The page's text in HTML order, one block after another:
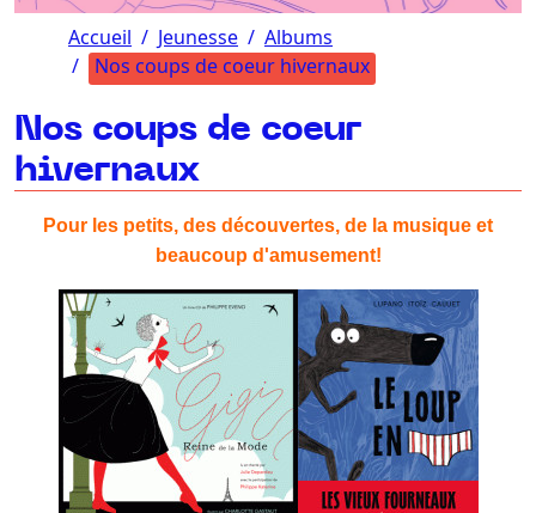
Accueil Jeunesse
Albums
Nos coups de coeur hivernaux
Nos coups de coeur
hivernaux
Pour les petits, des découvertes, de la musique et
beaucoup d'amusement!